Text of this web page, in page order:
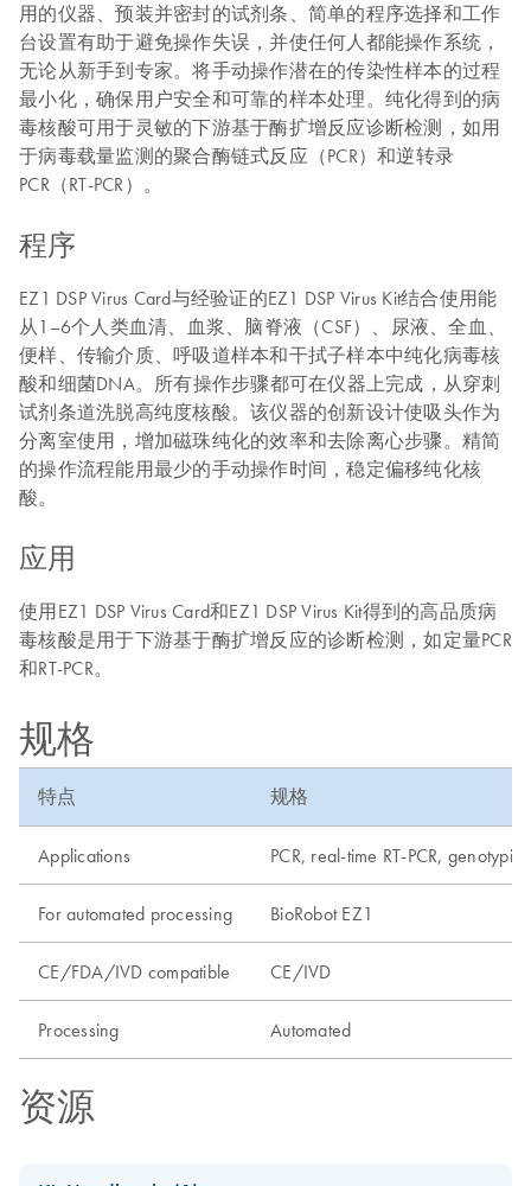
用的仪器、预装并密封的试剂条、简单的程序选择和工作
台设置有助于避免操作失误，并使任何人都能操作系统，
无论从新手到专家。将手动操作潜在的传染性样本的过程
最小化，确保用户安全和可靠的样本处理。纯化得到的病
毒核酸可用于灵敏的下游基于酶扩增反应诊断检测，如用
于病毒载量监测的聚合酶链式反应（PCR）和逆转录
PCR（RT-PCR）。
程序
EZ1 DSP Virus Card与经验证的EZ1 DSP Virus Kit结合使用能
从1–6个人类血清、血浆、脑脊液（CSF）、尿液、全血、
便样、传输介质、呼吸道样本和干拭子样本中纯化病毒核
酸和细菌DNA。所有操作步骤都可在仪器上完成，从穿刺
试剂条道洗脱高纯度核酸。该仪器的创新设计使吸头作为
分离室使用，增加磁珠纯化的效率和去除离心步骤。精简
的操作流程能用最少的手动操作时间，稳定偏移纯化核
酸。
应用
使用EZ1 DSP Virus Card和EZ1 DSP Virus Kit得到的高品质病
毒核酸是用于下游基于酶扩增反应的诊断检测，如定量PCR
和RT-PCR。
规格
特点 规格
Applications PCR, real-time RT-PCR,
For automated processing BioRobot EZ1
CE/FDA/IVD compatible CE/IVD
Processing Automated
资源